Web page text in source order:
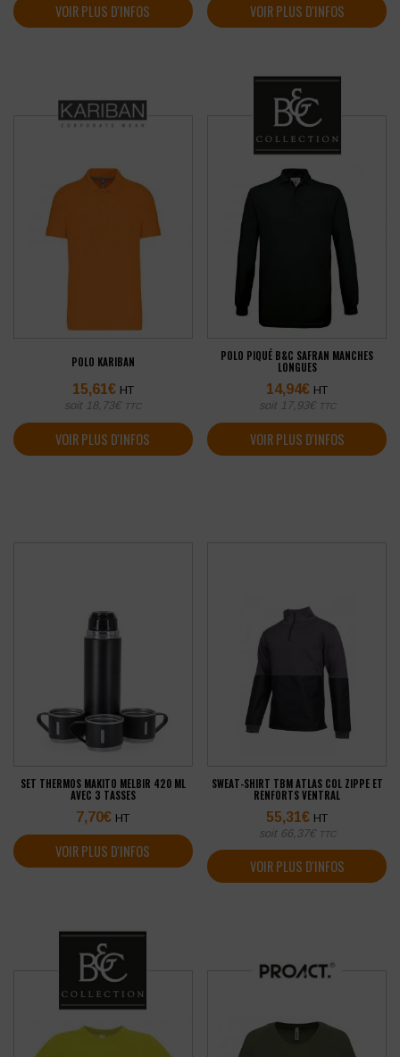
VOIR PLUS D'INFOS VOIR PLUS D'INFOS
POLO KARIBAN
15,61€ HT
soit 18,73€ TTC
VOIR PLUS D'INFOS
POLO PIQUÉ B&C SAFRAN MANCHES
LONGUES
14,94€ HT
soit 17,93€ TTC
VOIR PLUS D'INFOS
SET THERMOS MAKITO MELBIR 420 ML
AVEC 3 TASSES
7,70€ HT
VOIR PLUS D'INFOS
SWEAT-SHIRT TBM ATLAS COL ZIPPE ET
RENFORTS VENTRAL
55,31€ HT
soit 66,37€ TTC
VOIR PLUS D'INFOS